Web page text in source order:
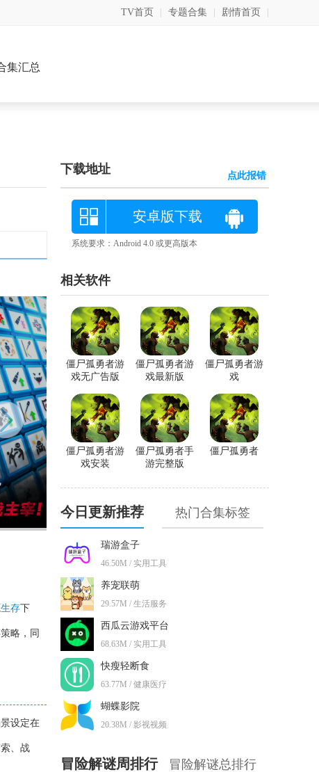
TV首页 专题合集 剧情首页
集汇总
生存下
略，同
设定在
、战
下载地址 点此报错
安卓版下载
系统要求：Android 4.0 或更高版本
相关软件
僵尸孤勇者游
戏
僵尸孤勇者游
戏最新版
僵尸孤勇者游
戏无广告版
僵尸孤勇者
僵尸孤勇者手
游完整版
僵尸孤勇者游
戏安装
今日更新推荐 热门合集标签
瑞游盒子
46.50M / 实用工具
养宠联萌
29.57M / 生活服务
西瓜云游戏平台
68.63M / 实用工具
快瘦轻断食
63.77M / 健康医疗
蝴蝶影院
20.38M / 影视视频
冒险解谜周排行 冒险解谜总排行